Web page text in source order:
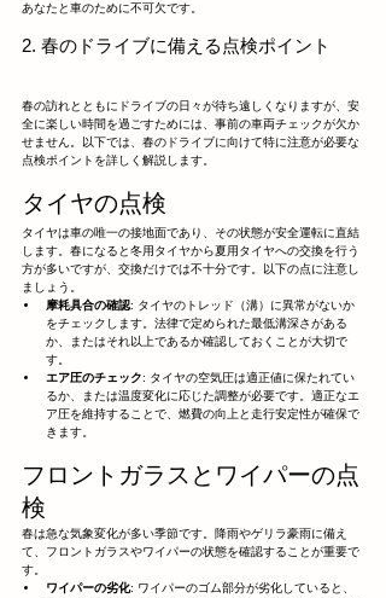
あなたと車のために不可欠です。
2. 春のドライブに備える点検ポイント
春の訪れとともにドライブの日々が待ち遠しくなりますが、安
全に楽しい時間を過ごすためには、事前の車両チェックが欠か
せません。以下では、春のドライブに向けて特に注意が必要な
点検ポイントを詳しく解説します。
タイヤの点検
タイヤは車の唯一の接地面であり、その状態が安全運転に直結
します。春になると冬用タイヤから夏用タイヤへの交換を行う
方が多いですが、交換だけでは不十分です。以下の点に注意し
ましょう。
摩耗具合の確認: タイヤのトレッド（溝）に異常がないか
をチェックします。法律で定められた最低溝深さがある
か、またはそれ以上であるか確認しておくことが大切で
す。
エア圧のチェック: タイヤの空気圧は適正値に保たれてい
るか、または温度変化に応じた調整が必要です。適正なエ
ア圧を維持することで、燃費の向上と走行安定性が確保で
きます。
フロントガラスとワイパーの点
検
春は急な気象変化が多い季節です。降雨やゲリラ豪雨に備え
て、フロントガラスやワイパーの状態を確認することが重要で
す。
ワイパーの劣化: ワイパーのゴム部分が劣化していると、